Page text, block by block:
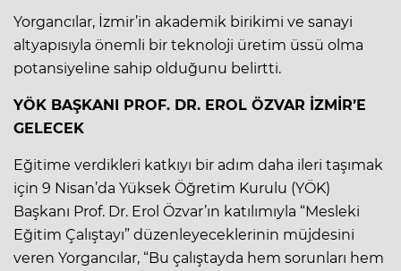
Yorgancılar, İzmir’in akademik birikimi ve sanayi
altyapısıyla önemli bir teknoloji üretim üssü olma
potansiyeline sahip olduğunu belirtti.
YÖK BAŞKANI PROF. DR. EROL ÖZVAR İZMİR’E
GELECEK
Eğitime verdikleri katkıyı bir adım daha ileri taşımak
için 9 Nisan’da Yüksek Öğretim Kurulu (YÖK)
Başkanı Prof. Dr. Erol Özvar’ın katılımıyla “Mesleki
Eğitim Çalıştayı” düzenleyeceklerinin müjdesini
veren Yorgancılar, “Bu çalıştayda hem sorunları hem